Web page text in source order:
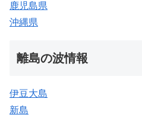
鹿児島県
沖縄県
離島の波情報
伊豆大島
新島